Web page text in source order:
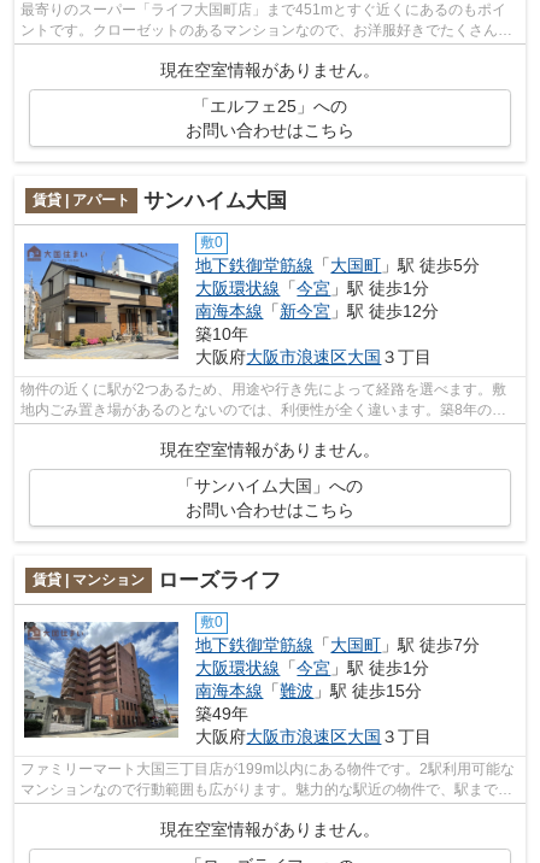
最寄りのスーパー「ライフ大国町店」まで451mとすぐ近くにあるのもポイ
ントです。クローゼットのあるマンションなので、お洋服好きでたくさん洋
現在空室情報がありません。
「エルフェ25」への
お問い合わせはこちら
賃貸 | アパート サンハイム大国
敷0
地下鉄御堂筋線 「大国町 」駅 徒歩5分
大阪環状線 「今宮 」駅 徒歩1分
南海本線 「新今宮 」駅 徒歩12分
築10年
大阪府大阪市浪速区大国 ３丁目
物件の近くに駅が2つあるため、用途や行き先によって経路を選べます。敷
地内ごみ置き場があるのとないのでは、利便性が全く違います。築8年のア
現在空室情報がありません。
「サンハイム大国」への
お問い合わせはこちら
賃貸 | マンション ローズライフ
敷0
地下鉄御堂筋線 「大国町 」駅 徒歩7分
大阪環状線 「今宮 」駅 徒歩1分
南海本線 「難波 」駅 徒歩15分
築49年
大阪府大阪市浪速区大国 ３丁目
ファミリーマート大国三丁目店が199m以内にある物件です。2駅利用可能な
マンションなので行動範囲も広がります。魅力的な駅近の物件で、駅まで徒
歩7分です。共用部には敷地内ごみ置き...
現在空室情報がありません。